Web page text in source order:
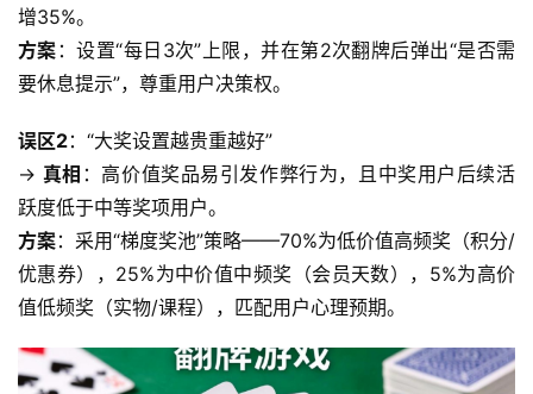
首
页
产
品
与
服
增35%。
方案 ：设置“每日3次”上限，并在第2次翻牌后弹出“是否需
要休息提示”，尊重用户决策权。
误区2：“大奖设置越贵重越好”
→ 真相 ：高价值奖品易引发作弊行为，且中奖用户后续活
跃度低于中等奖项用户。
方案：采用“梯度奖池”策略——70%为低价值高频奖（积分/
优惠券），25%为中价值中频奖（会员天数），5%为高价
值低频奖（实物/课程），匹配用户心理预期。